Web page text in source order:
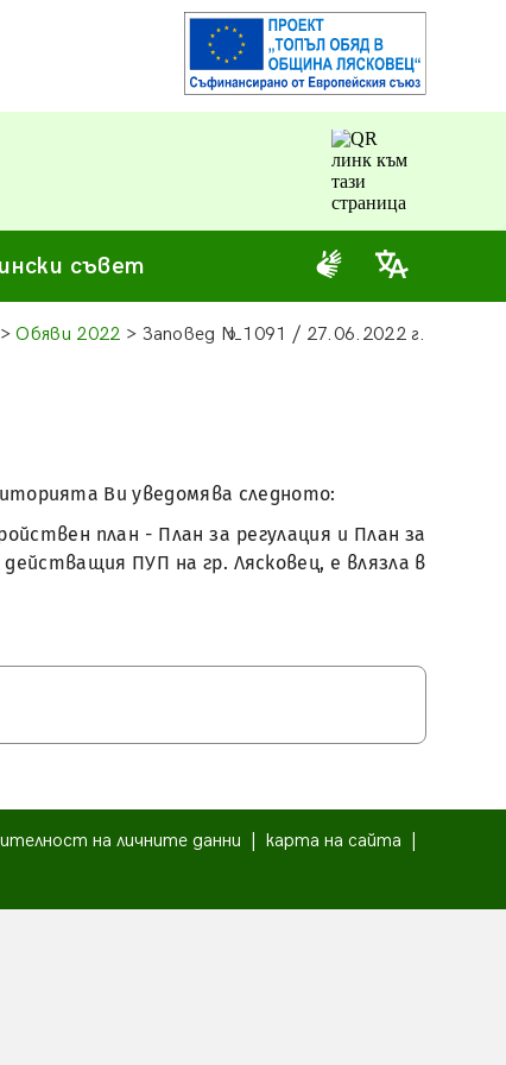
съвет
>Обяви 2022 > Заповед №1091 / 27.06.2022 г.
Ви уведомява следното:
план - План за регулация и План за
ПУП на гр. Лясковец, е влязла в
на личните данни карта на сайта